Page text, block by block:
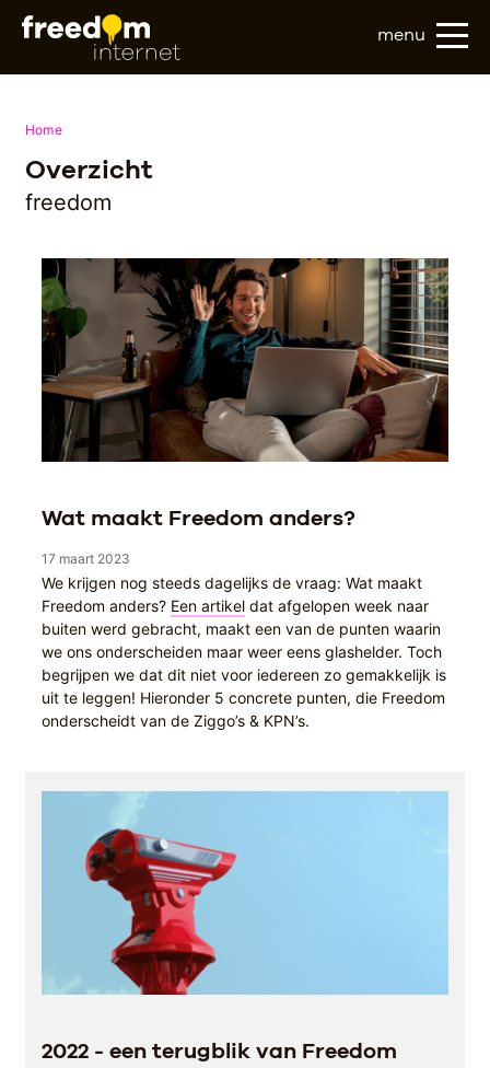
menu
Home
Overzicht
freedom
Wat maakt Freedom anders?
17 maart 2023
We krijgen nog steeds dagelijks de vraag: Wat maakt
Freedom anders? Een artikel dat afgelopen week naar
buiten werd gebracht, maakt een van de punten waarin
we ons onderscheiden maar weer eens glashelder. Toch
begrijpen we dat dit niet voor iedereen zo gemakkelijk is
uit te leggen! Hieronder 5 concrete punten, die Freedom
onderscheidt van de Ziggo’s & KPN’s.
2022 - een terugblik van Freedom